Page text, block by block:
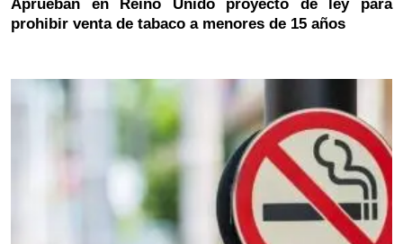
Aprueban en Reino Unido proyecto de ley para
prohibir venta de tabaco a menores de 15 años